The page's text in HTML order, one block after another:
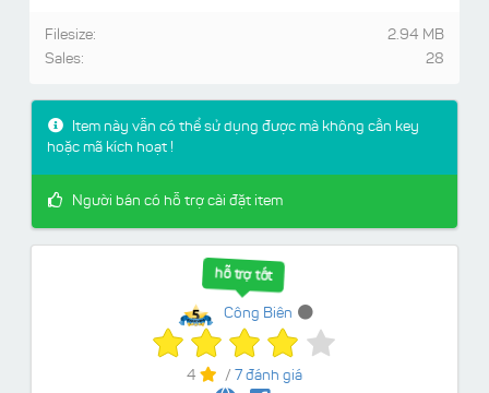
2.94 MB
Filesize:
28
Sales:
Item này vẫn có thể sử dụng được mà không cần key
hoặc mã kích hoạt !
Người bán có hỗ trợ cài đặt item
hỗ trợ tốt
Công Biên
4 / 7 đánh giá